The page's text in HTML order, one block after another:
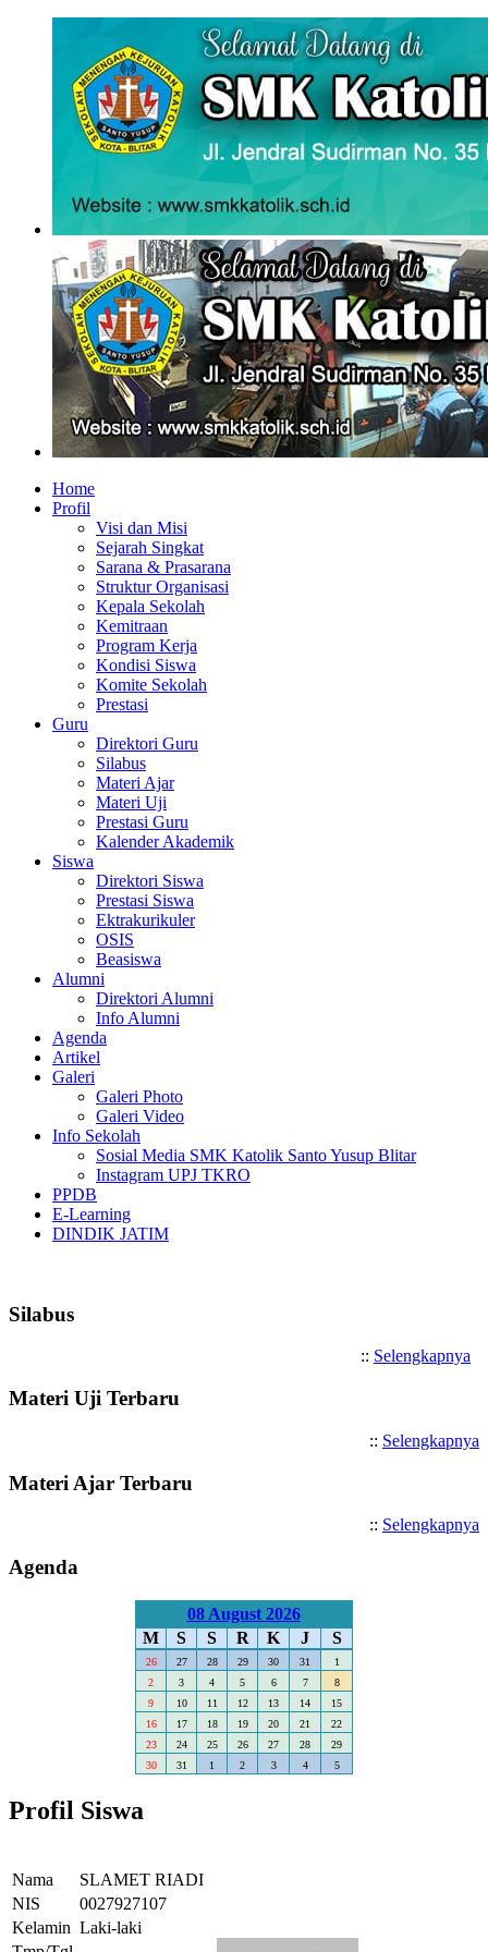
Home
Profil
Visi dan Misi
Sejarah Singkat
Sarana & Prasarana
Struktur Organisasi
Kepala Sekolah
Kemitraan
Program Kerja
Kondisi Siswa
Komite Sekolah
Prestasi
Guru
Direktori Guru
Silabus
Materi Ajar
Materi Uji
Prestasi Guru
Kalender Akademik
Siswa
Direktori Siswa
Prestasi Siswa
Ektrakurikuler
OSIS
Beasiswa
Alumni
Direktori Alumni
Info Alumni
Agenda
Artikel
Galeri
Galeri Photo
Galeri Video
Info Sekolah
Sosial Media SMK Katolik Santo Yusup Blitar
Instagram UPJ TKRO
PPDB
E-Learning
DINDIK JATIM
Silabus
:: Selengkapnya
Materi Uji Terbaru
:: Selengkapnya
Materi Ajar Terbaru
:: Selengkapnya
Agenda
08 August 2026
M
S S R K J S
26 27 28 29 30 31
1
2
3 4 5 6 7
8
9
10 11 12 13 14
15
16
17 18 19 20 21
22
23
24 25 26 27 28
29
30
31 1 2 3 4 5
Profil Siswa
Nama
SLAMET RIADI
NIS
0027927107
Kelamin Laki-laki